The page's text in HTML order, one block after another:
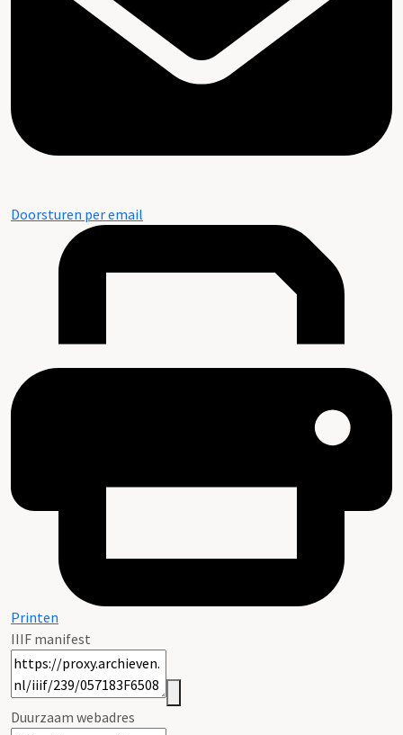
Doorsturen per email
Printen
IIIF manifest
Duurzaam webadres